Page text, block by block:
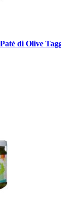
di Olive